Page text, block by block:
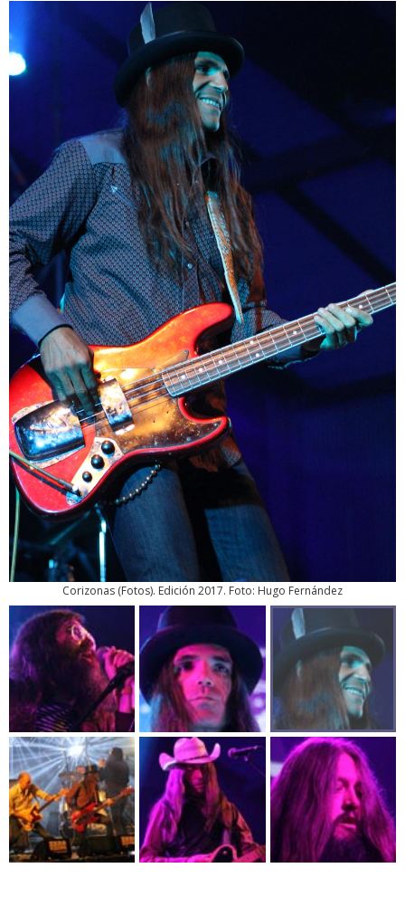
Corizonas (Fotos). Edición 2017. Foto: Hugo Fernández